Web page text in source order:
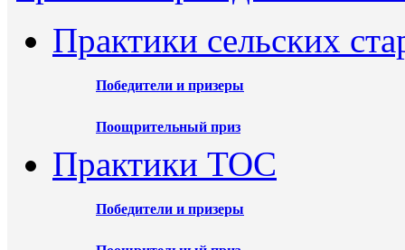
Практики сельских
Победители и призеры
Поощрительный приз
Практики ТОС
Победители и призеры